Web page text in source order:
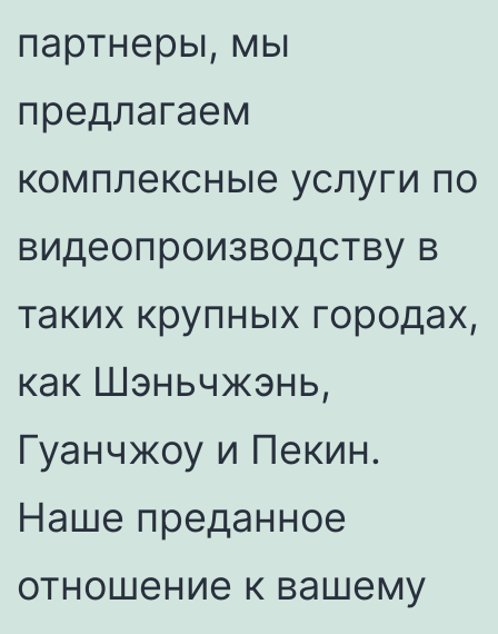
партнеры, мы
предлагаем
комплексные услуги по
видеопроизводству в
таких крупных городах,
как Шэньчжэнь,
Гуанчжоу и Пекин.
Наше преданное
отношение к вашему